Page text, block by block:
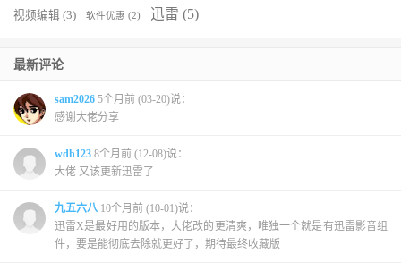
视频编辑 (3) 软件优惠 (2) 迅雷 (5)
最新评论
sam2026 5个月前 (03-20)说：
感谢大佬分享
wdh123 8个月前 (12-08)说：
大佬 又该更新迅雷了
九五六八 10个月前 (10-01)说：
迅雷X是最好用的版本，大佬改的更清爽，唯独一个就是有迅雷影音组
件，要是能彻底去除就更好了，期待最终收藏版